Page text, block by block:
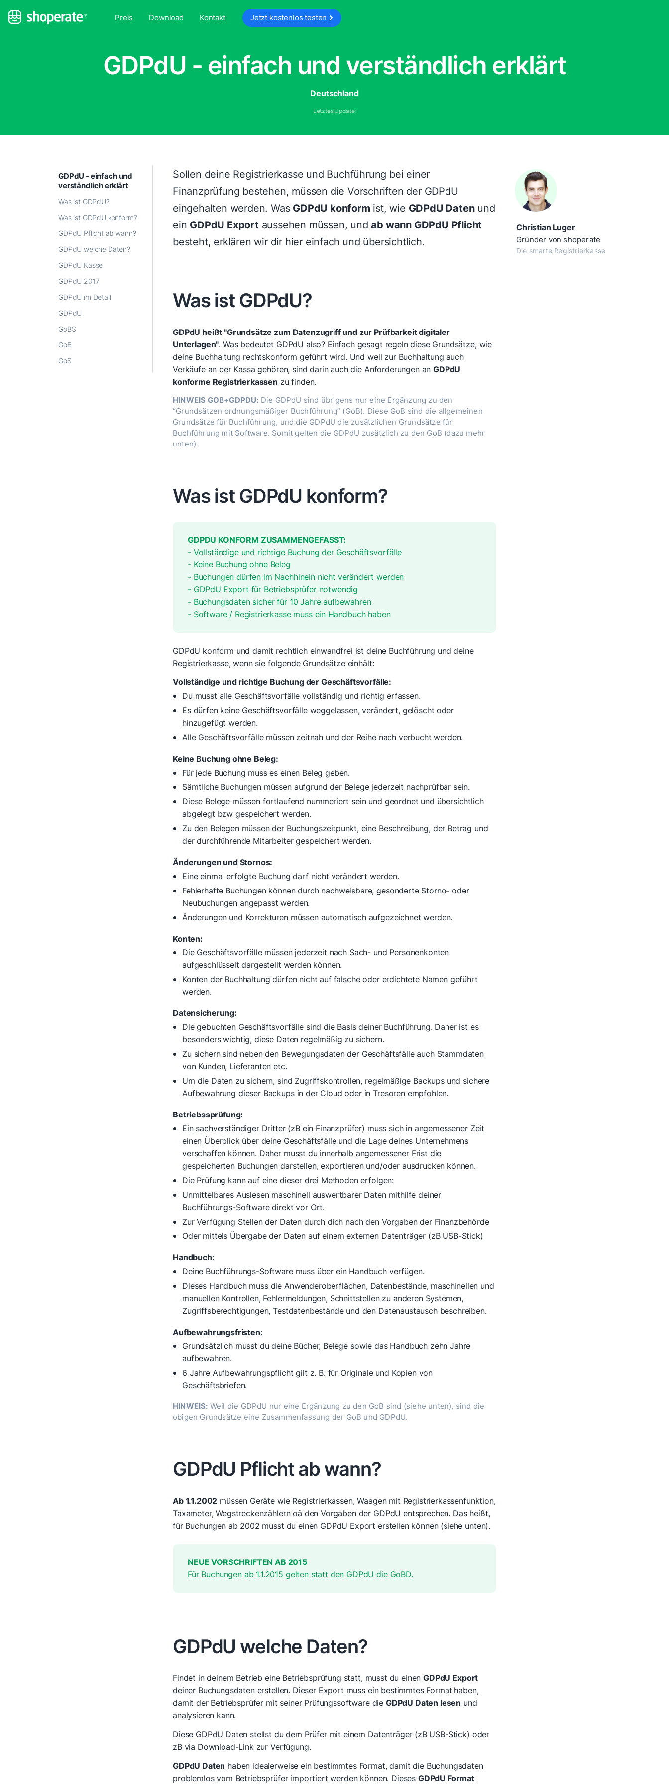
Preis Download Kontakt Jetzt kostenlos testen
GDPdU - einfach und verständlich erklärt
Deutschland
Letztes Update:
GDPdU - einfach und
verständlich erklärt
Was ist GDPdU?
Was ist GDPdU konform?
GDPdU Pflicht ab wann?
GDPdU welche Daten?
GDPdU Kasse
GDPdU 2017
GDPdU im Detail
GDPdU
GoBS
GoB
GoS
Christian Luger
Gründer von shoperate
Die smarte Registrierkasse
Sollen deine Registrierkasse und Buchführung bei einer
Finanzprüfung bestehen, müssen die Vorschriften der GDPdU
eingehalten werden. Was GDPdU konform ist, wie GDPdU Datenund
ein GDPdU Export aussehen müssen, undab wann GDPdU Pflicht
besteht, erklären wir dir hier einfach und übersichtlich.
Was ist GDPdU?
GDPdU heißt "Grundsätze zum Datenzugriff und zur Prüfbarkeit digitaler
Unterlagen". Was bedeutet GDPdU also? Einfach gesagt regeln diese Grundsätze, wie
deine Buchhaltung rechtskonform geführt wird. Und weil zur Buchhaltung auch
Verkäufe an der Kassa gehören, sind darin auch die Anforderungen anGDPdU
konforme Registrierkassen zu finden.
HINWEIS GOB+GDPDU: Die GDPdU sind übrigens nur eine Ergänzung zu den
“Grundsätzen ordnungsmäßiger Buchführung” (GoB). Diese GoB sind die allgemeinen
Grundsätze für Buchführung, und die GDPdU die zusätzlichen Grundsätze für
Buchführung mit Software. Somit gelten die GDPdU zusätzlich zu den GoB (dazu mehr
unten).
Was ist GDPdU konform?
GDPDU KONFORM ZUSAMMENGEFASST:
- Vollständige und richtige Buchung der Geschäftsvorfälle
- Keine Buchung ohne Beleg
- Buchungen dürfen im Nachhinein nicht verändert werden
- GDPdU Export für Betriebsprüfer notwendig
- Buchungsdaten sicher für 10 Jahre aufbewahren
- Software / Registrierkasse muss ein Handbuch haben
GDPdU konform und damit rechtlich einwandfrei ist deine Buchführung und deine
Registrierkasse, wenn sie folgende Grundsätze einhält:
Vollständige und richtige Buchung der Geschäftsvorfälle:
Du musst alle Geschäftsvorfälle vollständig und richtig erfassen.
Es dürfen keine Geschäftsvorfälle weggelassen, verändert, gelöscht oder
hinzugefügt werden.
Alle Geschäftsvorfälle müssen zeitnah und der Reihe nach verbucht werden.
Keine Buchung ohne Beleg:
Für jede Buchung muss es einen Beleg geben.
Sämtliche Buchungen müssen aufgrund der Belege jederzeit nachprüfbar sein.
Diese Belege müssen fortlaufend nummeriert sein und geordnet und übersichtlich
abgelegt bzw gespeichert werden.
Zu den Belegen müssen der Buchungszeitpunkt, eine Beschreibung, der Betrag und
der durchführende Mitarbeiter gespeichert werden.
Änderungen und Stornos:
Eine einmal erfolgte Buchung darf nicht verändert werden.
Fehlerhafte Buchungen können durch nachweisbare, gesonderte Storno- oder
Neubuchungen angepasst werden.
Änderungen und Korrekturen müssen automatisch aufgezeichnet werden.
Konten:
Die Geschäftsvorfälle müssen jederzeit nach Sach- und Personenkonten
aufgeschlüsselt dargestellt werden können.
Konten der Buchhaltung dürfen nicht auf falsche oder erdichtete Namen geführt
werden.
Datensicherung:
Die gebuchten Geschäftsvorfälle sind die Basis deiner Buchführung. Daher ist es
besonders wichtig, diese Daten regelmäßig zu sichern.
Zu sichern sind neben den Bewegungsdaten der Geschäftsfälle auch Stammdaten
von Kunden, Lieferanten etc.
Um die Daten zu sichern, sind Zugriffskontrollen, regelmäßige Backups und sichere
Aufbewahrung dieser Backups in der Cloud oder in Tresoren empfohlen.
Betriebssprüfung:
Ein sachverständiger Dritter (zB ein Finanzprüfer) muss sich in angemessener Zeit
einen Überblick über deine Geschäftsfälle und die Lage deines Unternehmens
verschaffen können. Daher musst du innerhalb angemessener Frist die
gespeicherten Buchungen darstellen, exportieren und/oder ausdrucken können.
Die Prüfung kann auf eine dieser drei Methoden erfolgen:
Unmittelbares Auslesen maschinell auswertbarer Daten mithilfe deiner
Buchführungs-Software direkt vor Ort.
Zur Verfügung Stellen der Daten durch dich nach den Vorgaben der Finanzbehörde
Oder mittels Übergabe der Daten auf einem externen Datenträger (zB USB-Stick)
Handbuch:
Deine Buchführungs-Software muss über ein Handbuch verfügen.
Dieses Handbuch muss die Anwenderoberflächen, Datenbestände, maschinellen und
manuellen Kontrollen, Fehlermeldungen, Schnittstellen zu anderen Systemen,
Zugriffsberechtigungen, Testdatenbestände und den Datenaustausch beschreiben.
Aufbewahrungsfristen:
Grundsätzlich musst du deine Bücher, Belege sowie das Handbuch zehn Jahre
aufbewahren.
6 Jahre Aufbewahrungspflicht gilt z. B. für Originale und Kopien von
Geschäftsbriefen.
HINWEIS: Weil die GDPdU nur eine Ergänzung zu den GoB sind (siehe unten), sind die
obigen Grundsätze eine Zusammenfassung der GoB und GDPdU.
GDPdU Pflicht ab wann?
Ab 1.1.2002 müssen Geräte wie Registrierkassen, Waagen mit Registrierkassenfunktion,
Taxameter, Wegstreckenzählern oä den Vorgaben der GDPdU entsprechen. Das heißt,
für Buchungen ab 2002 musst du einen GDPdU Export erstellen können (siehe unten).
NEUE VORSCHRIFTEN AB 2015
Für Buchungen ab 1.1.2015 gelten statt den GDPdU die GoBD.
GDPdU welche Daten?
Findet in deinem Betrieb eine Betriebsprüfung statt, musst du einenGDPdU Export
deiner Buchungsdaten erstellen. Dieser Export muss ein bestimmtes Format haben,
damit der Betriebsprüfer mit seiner Prüfungssoftware die GDPdU Daten lesen und
analysieren kann.
Diese GDPdU Daten stellst du dem Prüfer mit einem Datenträger (zB USB-Stick) oder
zB via Download-Link zur Verfügung.
GDPdU Daten haben idealerweise ein bestimmtes Format, damit die Buchungsdaten
problemlos vom Betriebsprüfer importiert werden können. Dieses GDPdU Format